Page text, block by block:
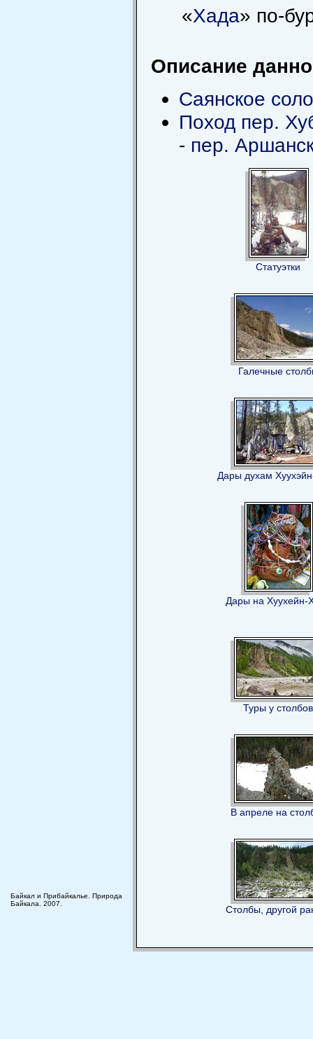
«Хада» по-
Описание
Саянское
Поход пер.
- пер.
Статуэтки
Галечные
Дары духам
Дары на Хуухейн-
Туры у столбов
В апреле на
Столбы, другой
Байкал и Прибайкалье. Природа
Байкала. 2007.